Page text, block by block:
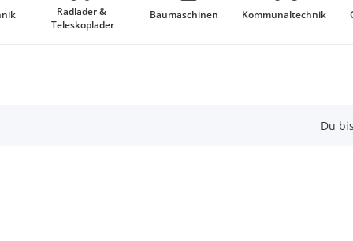
Radlader &
Teleskoplader
Baumaschinen Kommunaltechnik
Du